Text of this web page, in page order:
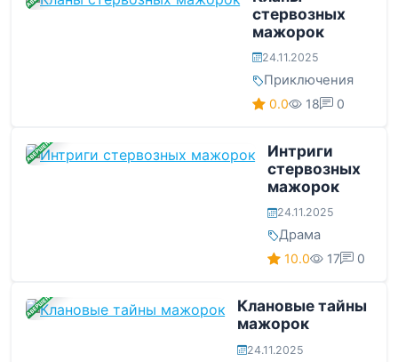
стервозных
мажорок
24.11.2025
Приключения
0.0 18 0
ЗАВЕРШЕНА
Интриги
стервозных
мажорок
24.11.2025
Драма
10.0 17 0
ЗАВЕРШЕНА
Клановые тайны
мажорок
24.11.2025